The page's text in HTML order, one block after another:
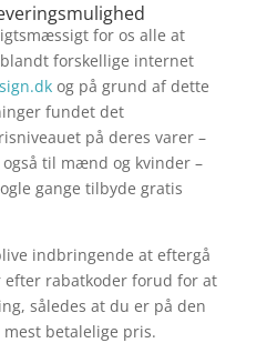
for os alle at
forskellige internet
og på grund af dette
fundet det
på deres varer –
til mænd og kvinder –
gange tilbyde gratis
indbringende at eftergå
efter rabatkoder forud for at
således at du er på den
betalelige pris.